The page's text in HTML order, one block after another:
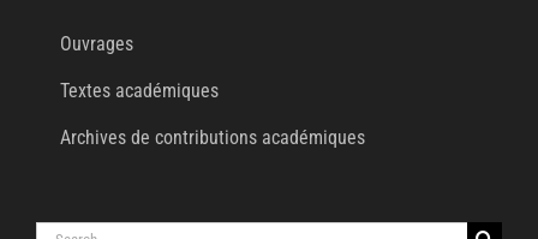
Ouvrages
Textes académiques
Archives de contributions académiques
Search